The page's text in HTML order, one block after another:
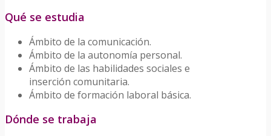
Qué se estudia
Ámbito de la comunicación.
Ámbito de la autonomía personal.
Ámbito de las habilidades sociales e
inserción comunitaria.
Ámbito de formación laboral básica.
Dónde se trabaja